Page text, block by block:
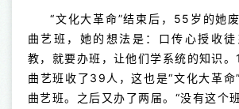
“文化大革命”结束后，55岁的她
曲艺班，她的想法是：口传心授收
教，就要办班，让他们学系统的知识
曲艺班收了39人，这也是“文化大革命
曲艺班。之后又办了两届。“没有这个